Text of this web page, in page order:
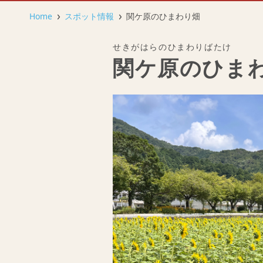
Home スポット情報 関ケ原のひまわり畑
関ケ原のひま
せきがはらのひまわりばたけ